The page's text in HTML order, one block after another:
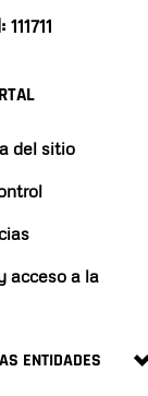
del sitio
acceso a la
ENTIDADES